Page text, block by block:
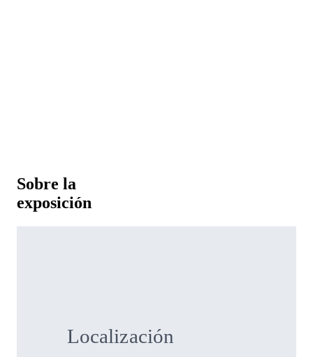
Sobre la
exposición
Localización